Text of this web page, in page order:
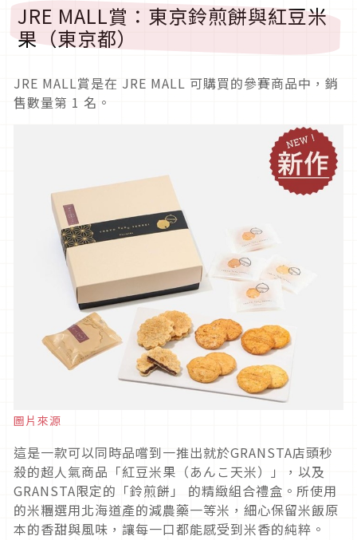
JRE MALL賞：東京鈴煎餅與紅豆米
果（東京都）
JRE MALL賞是在 JRE MALL 可購買的參賽商品中，銷
售數量第 1 名。
圖片來源
這是一款可以同時品嚐到一推出就於GRANSTA店頭秒
殺的超人氣商品「紅豆米果（あんこ天米）」，以及
GRANSTA限定的「鈴煎餅」 的精緻組合禮盒。所使用
的米糰選用北海道產的減農藥一等米，細心保留米飯原
本的香甜與風味，讓每一口都能感受到米香的純粹。